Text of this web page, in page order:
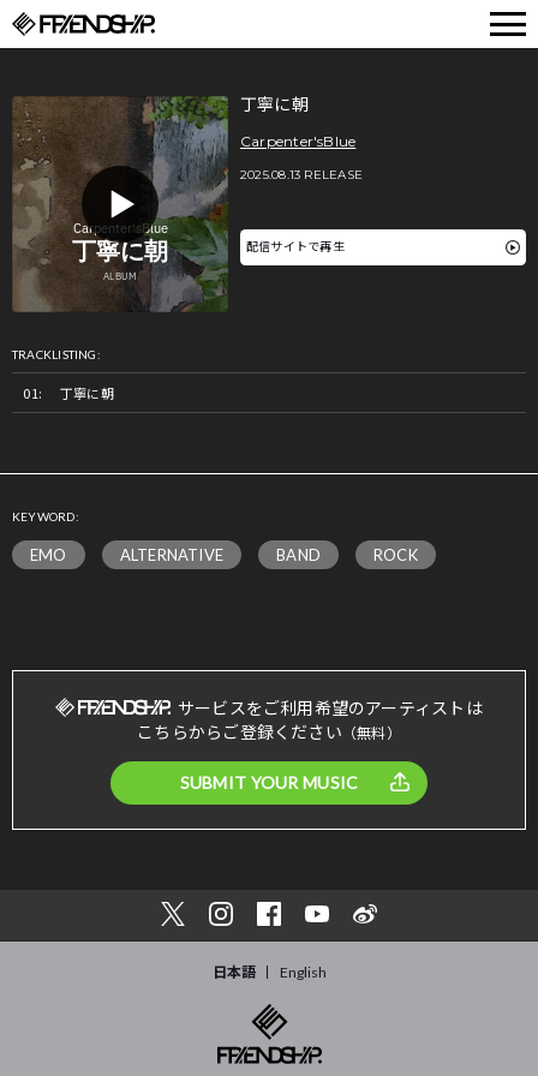
丁寧に朝
Carpenter'sBlue
2025.08.13 RELEASE
配信サイトで再生
TRACKLISTING:
丁寧に朝
KEYWORD:
EMO ALTERNATIVE BAND ROCK
サービスをご利用希望のアーティストは
こちらからご登録ください （無料）
SUBMIT YOUR MUSIC
日本語 English